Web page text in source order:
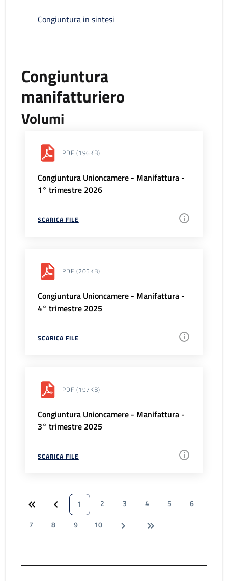
Congiuntura in sintesi
Congiuntura
manifatturiero
Volumi
PDF (196KB)
Congiuntura Unioncamere - Manifattura -
1° trimestre 2026
SCARICA FILE
PDF (205KB)
Congiuntura Unioncamere - Manifattura -
4° trimestre 2025
SCARICA FILE
PDF (197KB)
Congiuntura Unioncamere - Manifattura -
3° trimestre 2025
SCARICA FILE
1 2 3 4 5
6
7
8 9 10